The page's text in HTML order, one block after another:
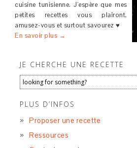
cuisine tunisienne. J'espère que mes
petites recettes vous plairont,
amusez-vous et surtout savourez ♥
En savoir plus →
JE CHERCHE UNE RECETTE
PLUS D’INFOS
Proposer une recette
Ressources